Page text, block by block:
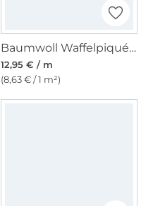
Baumwoll Waffelpiqué, senfgelb
12,95 € / m
(8,63 € / 1 m²)